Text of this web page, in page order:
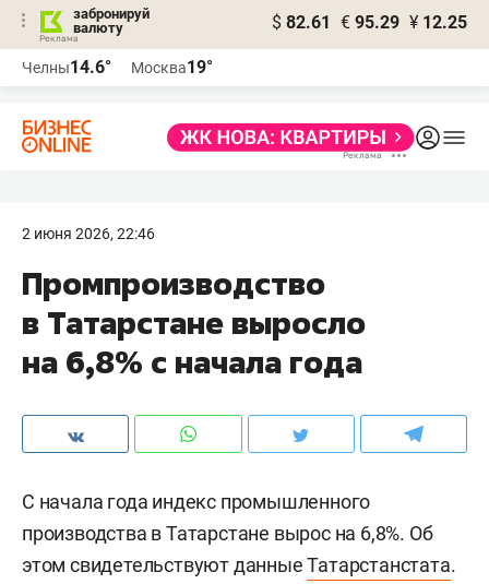
забронируй
валюту
$ 82.61 € 95.29 ¥ 12.25
Челны14.6° Москва19°
2 июня 2026, 22:46
Промпроизводство
в Татарстане выросло
на 6,8% с начала года
С начала года индекс промышленного
производства в Татарстане вырос на 6,8%. Об
этом свидетельствуют данныеТатарстанстата.